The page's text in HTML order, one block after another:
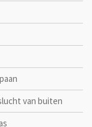
van buiten